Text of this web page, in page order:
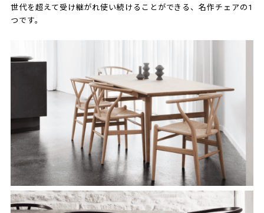
世代を超えて受け継がれ使い続けることができる、名作チェアの1
つです。